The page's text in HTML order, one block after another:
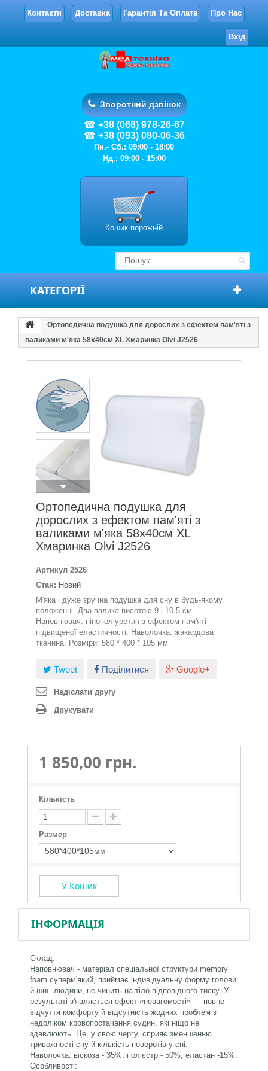
Контакти Доставка Гарантія Та Оплата Про Нас
Вхід
Зворотний дзвінок
+38 (068) 978-26-67
+38 (093) 080-06-36
Пн.- Сб.: 09:00 - 18:00
Нд.: 09:00 - 15:00
Кошик порожній
КАТЕГОРІЇ
Ортопедична подушка для дорослих з ефектом пам'яті з
валиками м'яка 58х40см XL Хмаринка Olvi J2526
Ортопедична подушка для
дорослих з ефектом пам'яті з
валиками м'яка 58х40см XL
Хмаринка Olvi J2526
Артикул 2526
Стан: Новий
М'яка і дуже зручна подушка для сну в будь-якому
положенні. Два валика висотою 9 і 10,5 см.
Наповнювач: пінополіуретан з ефектом пам'яті
підвищеної еластичності. Наволочка: жакардова
тканина. Розміри: 580 * 400 * 105 мм
Tweet Поділитися Google+
Надіслати другу
Друкувати
1 850,00 грн.
Кількість
Размер
У Кошик
ІНФОРМАЦІЯ
Склад:
Наповнювач - матеріал спеціальної структури memory
foam суперм'який, приймає індивідуальну форму голови
й шиї людини, не чинить на тіло відповідного тиску. У
результаті з'являється ефект «невагомості» — повне
відчуття комфорту й відсутність жодних проблем з
недоліком кровопостачання судин, які ніщо не
здавлюють. Це, у свою чергу, сприяє зменшенню
тривожності сну й кількість поворотів у сні.
Наволочка: віскоза - 35%, полієстр - 50%, еластан -15%.
Особливості: